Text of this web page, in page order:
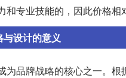
专业技能的，因此价格相
设计的意义
为品牌战略的核心之一。